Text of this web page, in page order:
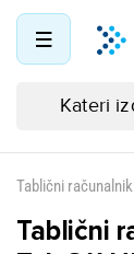
Tablični
Tablični